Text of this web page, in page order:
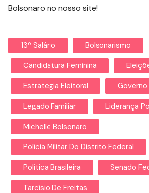
Bolsonaro no nosso site!
13º Salário Bolsonarismo
Candidatura Feminina
Estrategia Eleitoral Governo
Legado Familiar Liderança
Michelle Bolsonaro
Polícia Militar Do Distrito Federal
Política Brasileira Senado
Tarcísio De Freitas